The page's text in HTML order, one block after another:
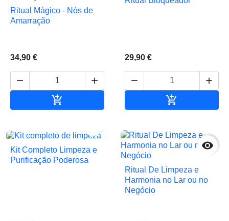
Ritual Mágico - Nós de
Amarração
34,90 €
 

29,90 €
 

Kit Completo Limpeza e
Purificação Poderosa

Ritual De Limpeza e
Harmonia no Lar ou no
Negócio